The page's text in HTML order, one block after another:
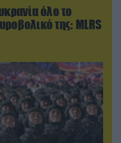
όλο το
της: MLRS